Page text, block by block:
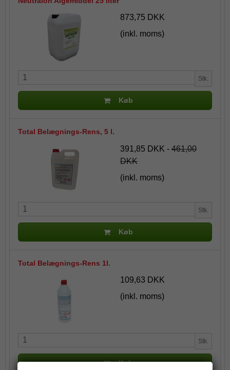
873,75 DKK
(inkl. moms)
Stk.
Køb
Total Belægnings-Rens, 5 l.
391,85 DKK - 461,00
DKK
(inkl. moms)
Stk.
Køb
Total Belægnings-Rens 1l.
109,63 DKK
(inkl. moms)
Stk.
Køb